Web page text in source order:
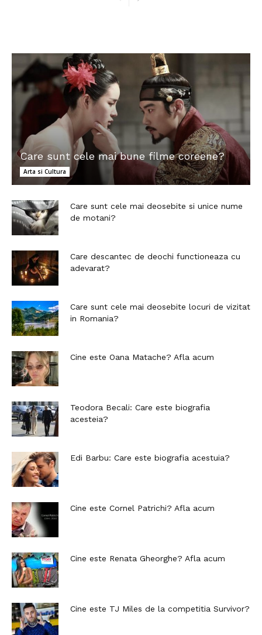
Care sunt cele mai bune filme coreene?
Arta si Cultura
Care sunt cele mai deosebite si unice nume
de motani?
Care descantec de deochi functioneaza cu
adevarat?
Care sunt cele mai deosebite locuri de vizitat
in Romania?
Cine este Oana Matache? Afla acum
Teodora Becali: Care este biografia
acesteia?
Edi Barbu: Care este biografia acestuia?
Cine este Cornel Patrichi? Afla acum
Cine este Renata Gheorghe? Afla acum
Cine este TJ Miles de la competitia Survivor?